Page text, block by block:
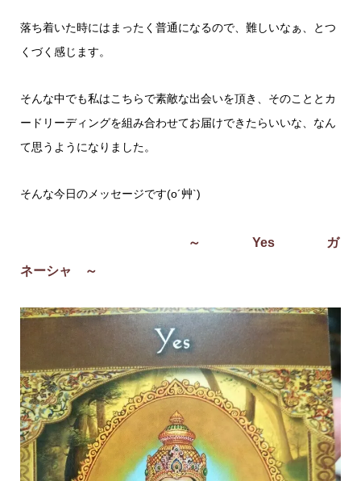
落ち着いた時にはまったく普通になるので、難しいなぁ、とつ
くづく感じます。
そんな中でも私はこちらで素敵な出会いを頂き、そのこととカ
ードリーディングを組み合わせてお届けできたらいいな、なん
て思うようになりました。
そんな今日のメッセージです(o´艸`)
～ Yes ガ
ネーシャ ～